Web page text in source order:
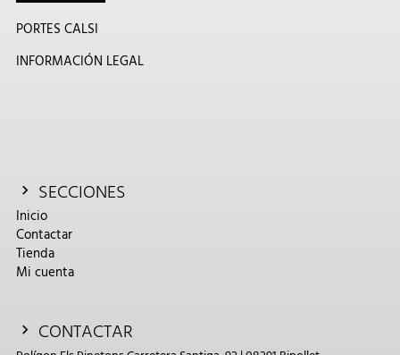
PORTES CALSI
INFORMACIÓN LEGAL
SECCIONES
Inicio
Contactar
Tienda
Mi cuenta
CONTACTAR